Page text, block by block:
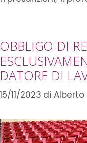
OBBLIGO DI
DATORE DI
15/11/2023 di